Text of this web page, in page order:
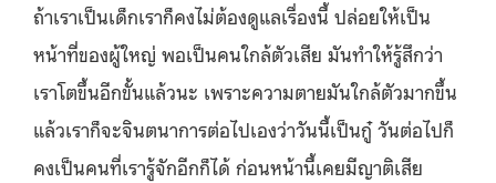
ถ้าเราเป็นเด็กเราก็คงไม่ต้องดูแลเรื่องนี้ ปล่อยให้เป็น
หน้าที่ของผู้ใหญ่ พอเป็นคนใกล้ตัวเสีย มันทำให้รู้สึกว่า
เราโตขึ้นอีกขั้นแล้วนะ เพราะความตายมันใกล้ตัวมากขึ้น
แล้วเราก็จะจินตนาการต่อไปเองว่าวันนี้เป็นกู๋ วันต่อไปก็
คงเป็นคนที่เรารู้จักอีกก็ได้ ก่อนหน้านี้เคยมีญาติเสีย